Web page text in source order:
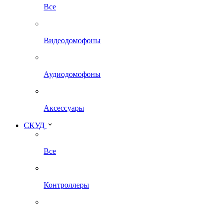
Все
Видеодомофоны
Аудиодомофоны
Аксессуары
СКУД
Все
Контроллеры